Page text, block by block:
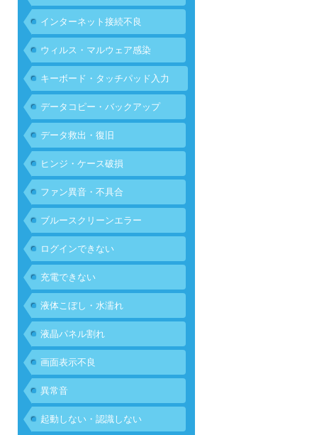
インターネット接続不良
ウィルス・マルウェア感染
キーボード・タッチパッド入力
不具合
データコピー・バックアップ
データ救出・復旧
ヒンジ・ケース破損
ファン異音・不具合
ブルースクリーンエラー
ログインできない
充電できない
液体こぼし・水濡れ
液晶パネル割れ
画面表示不良
異常音
起動しない・認識しない